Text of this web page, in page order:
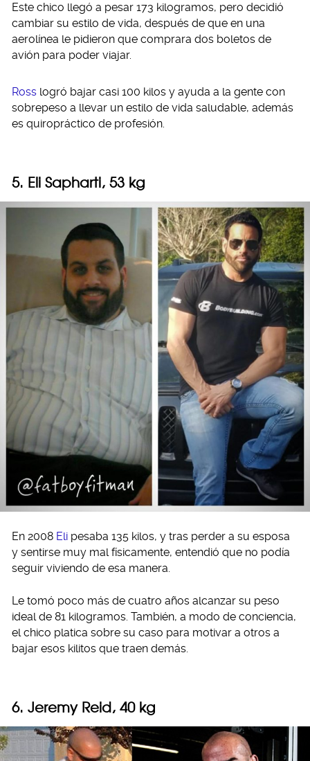
Este chico llegó a pesar 173 kilogramos, pero decidió
cambiar su estilo de vida, después de que en una
aerolínea le pidieron que comprara dos boletos de
avión para poder viajar.
Ross logró bajar casi 100 kilos y ayuda a la gente con
sobrepeso a llevar un estilo de vida saludable, además
es quiropráctico de profesión.
5. Eli Sapharti, 53 kg
En 2008 Eli pesaba 135 kilos, y tras perder a su esposa
y sentirse muy mal físicamente, entendió que no podía
seguir viviendo de esa manera.
Le tomó poco más de cuatro años alcanzar su peso
ideal de 81 kilogramos. También, a modo de conciencia,
el chico platica sobre su caso para motivar a otros a
bajar esos kilitos que traen demás.
6. Jeremy Reid, 40 kg